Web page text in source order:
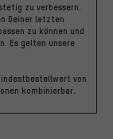
zu verbessern.
Deiner letzten
zu können und
Es gelten unsere
von
kombinierbar.